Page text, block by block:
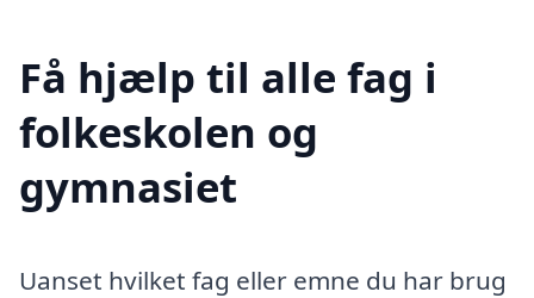
Få hjælp til alle fag i
folkeskolen og
gymnasiet
Uanset hvilket fag eller emne du har brug